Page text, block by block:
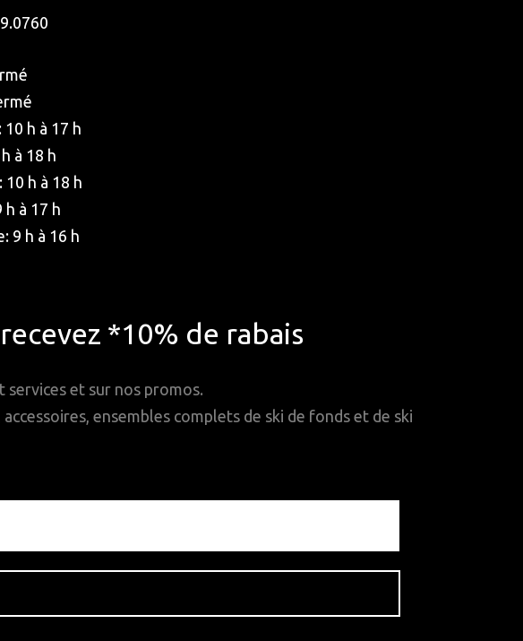
h à 17 h
à 18 h
10 h à 18 h
h à 17 h
9 h à 16 h
*10% de rabais
et sur nos promos.
ensembles complets de ski de fonds et de ski